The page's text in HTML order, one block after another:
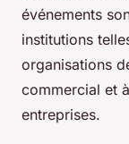
événements
institutions
organisations
commercial et
entreprises.